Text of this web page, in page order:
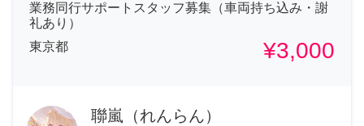
業務同行サポートスタッフ募集（車両持ち込み・謝
礼あり）
東京都
¥3,000
聯嵐（れんらん）